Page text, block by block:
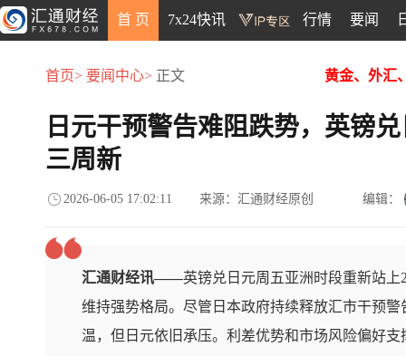
首 页 7x24快讯 行情 要闻
首页> 要闻中心> 正文 黄金、外汇
日元干预警告难阻跌势，英镑
三周新
2026-06-05 17:02:11 来源：汇通财经原创 编辑：
汇通财经讯——英镑兑日元周五亚洲时段重新站
维持强势格局。尽管日本政府持续释放汇市干预
温，但日元依旧承压。利差优势和市场风险偏好